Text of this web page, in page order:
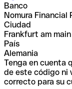
Banco
Nomura Financial
Ciudad
Frankfurt am main
País
Alemania
Tenga en cuenta
de este código ni
correcto para su